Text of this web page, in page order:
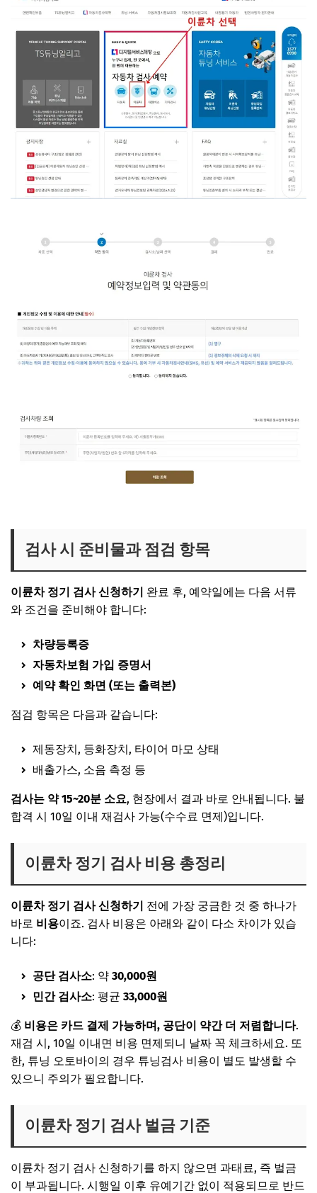
검사 시 준비물과 점검 항목
이륜차 정기 검사 신청하기 완료 후, 예약일에는 다음 서류
와 조건을 준비해야 합니다:
차량등록증
자동차보험 가입 증명서
예약 확인 화면 (또는 출력본)
점검 항목은 다음과 같습니다:
제동장치, 등화장치, 타이어 마모 상태
배출가스, 소음 측정 등
검사는 약15~20분 소요, 현장에서 결과 바로 안내됩니다. 불
합격 시 10일 이내 재검사 가능(수수료 면제)입니다.
이륜차 정기 검사 비용 총정리
이륜차 정기 검사 신청하기 전에 가장 궁금한 것 중 하나가
바로 비용이죠. 검사 비용은 아래와 같이 다소 차이가 있습
니다:
공단 검사소: 약 30,000원
민간 검사소: 평균 33,000원
💰 비용은 카드 결제 가능하며, 공단이 약간 더 저렴합니다.
재검 시, 10일 이내면 비용 면제되니 날짜 꼭 체크하세요. 또
한, 튜닝 오토바이의 경우 튜닝검사 비용이 별도 발생할 수
있으니 주의가 필요합니다.
이륜차 정기 검사 벌금 기준
이륜차 정기 검사 신청하기를 하지 않으면 과태료, 즉 벌금
이 부과됩니다. 시행일 이후 유예기간 없이 적용되므로 반드